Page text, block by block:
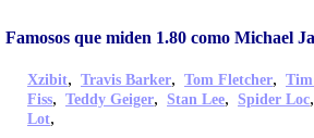
Famosos que miden 1.80 como Michael
Xzibit, Travis Barker, Tom Fletcher, Tim
Fiss, Teddy Geiger, Stan Lee, Spider Loc,
Lot,